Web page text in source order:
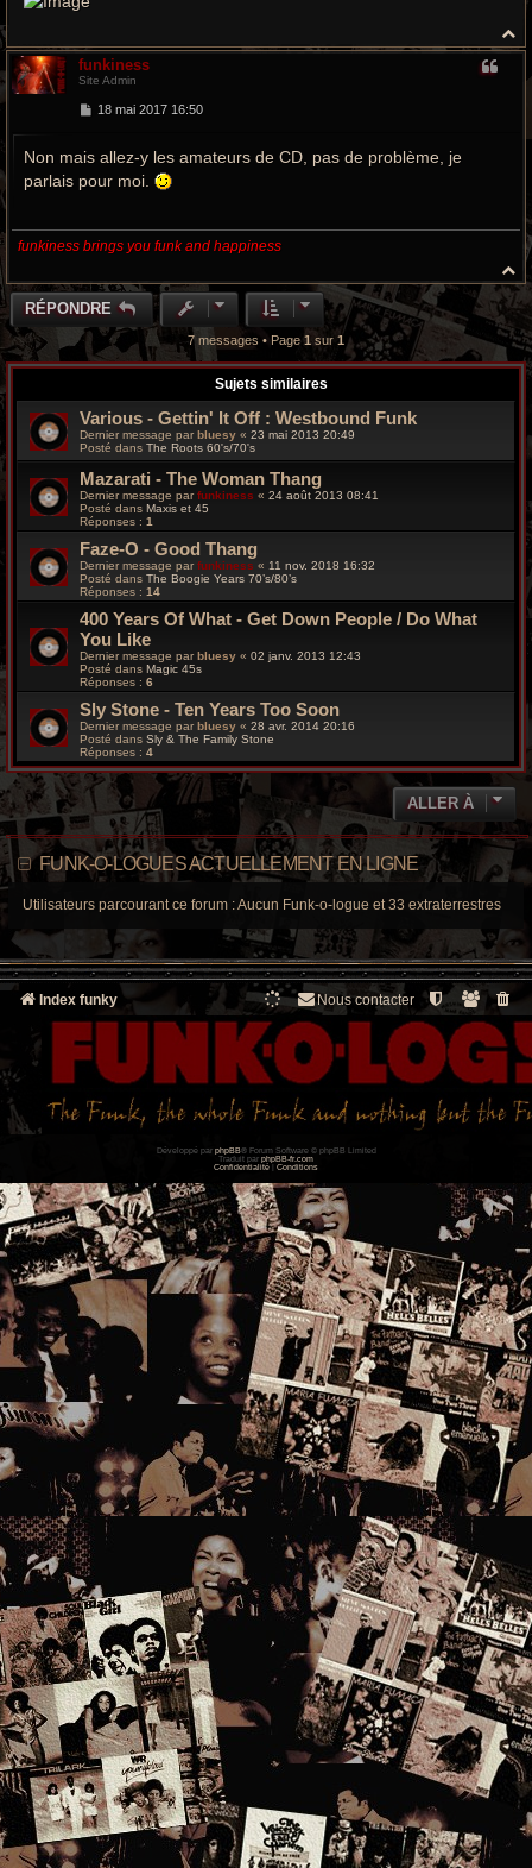
a
funkiness
Site Admin
M
s
g
18 mai 2017 16:50
Non mais allez-y les amateurs de CD, pas de problème, je
parlais pour moi.
funkiness brings you funk and happiness
a
u
t
RÉPONDRE
7 messages • Page 1 sur 1
Sujets similaires
Various ‎- Gettin' It Off : Westbound Funk
Dernier message par bluesy « 23 mai 2013 20:49
Posté dans The Roots 60's/70's
Mazarati - The Woman Thang
Dernier message parfunkiness « 24 août 2013 08:41
Posté dans Maxis et 45
Réponses : 1
Faze-O - Good Thang
Dernier message par funkiness « 11 nov. 2018 16:32
Posté dans The Boogie Years 70’s/80’s
Réponses : 14
400 Years Of What - Get Down People / Do What
You Like
Dernier message par bluesy « 02 janv. 2013 12:43
Posté dans Magic 45s
Réponses : 6
Sly Stone - Ten Years Too Soon
Dernier message par bluesy « 28 avr. 2014 20:16
Posté dans Sly & The Family Stone
Réponses : 4
ALLER À
FUNK-O-LOGUES ACTUELLEMENT EN LIGNE
Utilisateurs parcourant ce forum : Aucun Funk-o-logue et 33 extraterrestres
Index funky Nous contacter
Développé par phpBB® Forum Software © phpBB Limited
Traduit par phpBB-fr.com
Confidentialité
Conditions